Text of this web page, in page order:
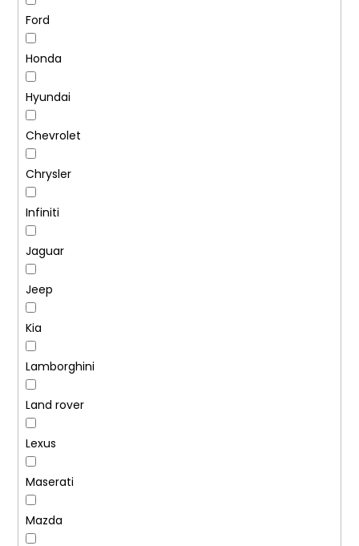
Ford
Honda
Hyundai
Chevrolet
Chrysler
Infiniti
Jaguar
Jeep
Kia
Lamborghini
Land rover
Lexus
Maserati
Mazda